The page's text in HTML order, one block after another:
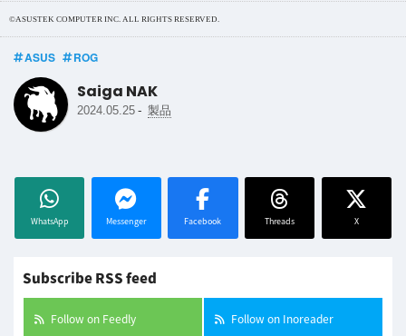
©ASUSTEK COMPUTER INC. ALL RIGHTS RESERVED.
ASUS ROG
Saiga NAK
2024.05.25 - 製品
WhatsApp Messenger Facebook Threads X
Subscribe RSS feed
Follow on Feedly Follow on Inoreader